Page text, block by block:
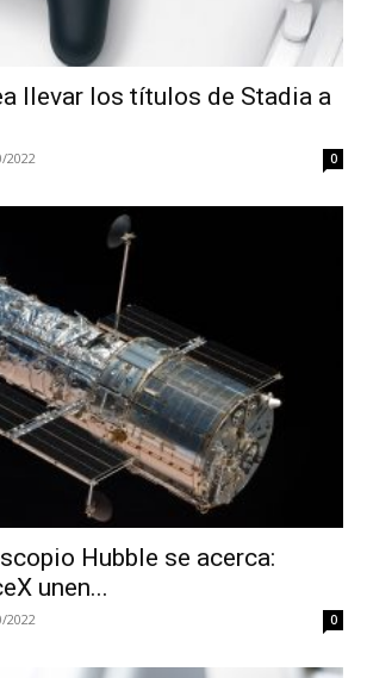
llevar los títulos de Stadia a
2022 0
Hubble se acerca:
unen...
2022 0